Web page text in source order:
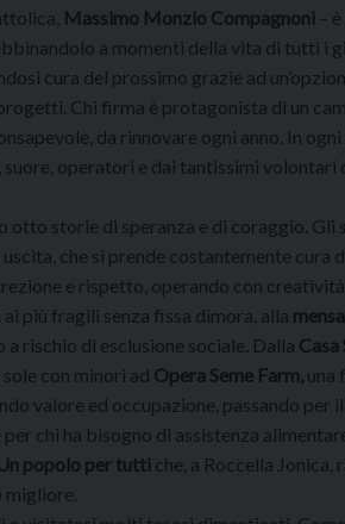
Massimo Monzio Compagnoni –
a momenti della vita di tutti i
cura del prossimo grazie ad
Chi firma è protagonista di un
da rinnovare ogni anno. In
operatori e dai tantissimi volontari
otto storie di speranza e di coraggio. Gli
che si prende costantemente cura
e rispetto, operando con
più fragili senza fissa dimora, alla
rischio di esclusione sociale. Dalla Casa
con minori ad Opera Seme Farm, una
valore ed occupazione, passando per il
chi ha bisogno di assistenza
popolo per tutti che, a Roccella Jonica,